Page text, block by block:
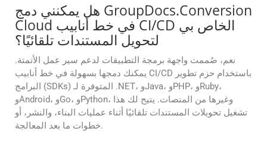
هل يمكنني دمج GroupDocs.Conversion
Cloud في خط أنابيب CI/CD الخاص بي
لتحويل المستندات تلقائيًا؟
نعم، صُممت واجهة برمجة التطبيقات لدعم سير عمل الأتمتة.
يمكنك دمجها بسهولة في خط أنابيب CI/CD باستخدام حزم تطوير
البرامج (SDKs) المتوفرة لـ .NET، وJava، وPHP، وRuby،
وAndroid، وGo، وPython، وغيرها من المنصات. يتيح لك هذا
تشغيل تحويلات المستندات تلقائيًا أثناء عمليات البناء، والنشر، أو
خطوات ما بعد المعالجة.